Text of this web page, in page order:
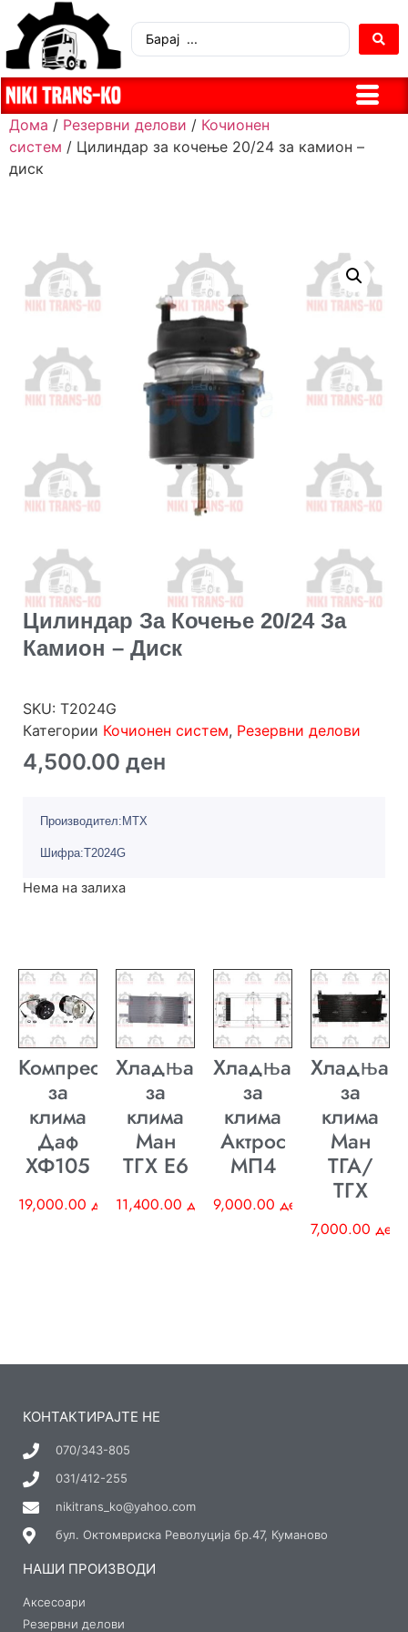
Дома / Резервни делови / Кочионен
систем / Цилиндар за кочење 20/24 за камион –
диск
Цилиндар За Кочење 20/24 За
Камион – Диск
SKU: T2024G
Категории Кочионен систем, Резервни делови
4,500.00 ден
Производител:MTX
Шифра:T2024G
Нема на залиха
Компресор
за
клима
Даф
ХФ105
19,000.00 ден
Хладњак
за
клима
Ман
ТГХ E6
11,400.00 ден
Хладњак
за
клима
Актрос
МП4
9,000.00 ден
Хладњак
за
клима
Ман
ТГА/
ТГХ
7,000.00 ден
КОНТАКТИРАЈТЕ НЕ
070/343-805
031/412-255
nikitrans_ko@yahoo.com
бул. Октомвриска Револуција бр.47, Куманово
НАШИ ПРОИЗВОДИ
Аксесоари
Резервни делови